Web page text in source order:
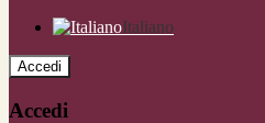
Italiano
Accedi
Accedi